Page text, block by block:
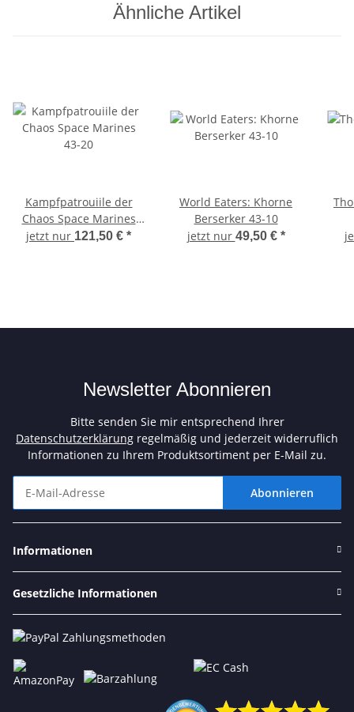
Ähnliche Artikel
Kampfpatrouiile der
Chaos Space Marines
43-20
jetzt nur 121,50 € *
World Eaters: Khorne
Berserker 43-10
jetzt nur 49,50 € *
Newsletter Abonnieren
Bitte senden Sie mir entsprechend Ihrer
Datenschutzerklärung regelmäßig und jederzeit widerruflich
Informationen zu Ihrem Produktsortiment per E-Mail zu.
Abonnieren
Informationen
Gesetzliche Informationen